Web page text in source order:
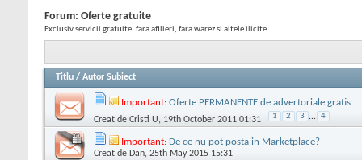
Forum: Oferte gratuite
Exclusiv servicii gratuite, fara afilieri, fara warez si altele ilicite.
Titlu / Autor Subiect
Important: Oferte PERMANENTE de advertoriale gratis
Creat de Cristi U, 19th October 2011 01:31 1 2 3 ... 4
Important: De ce nu pot posta in Marketplace?
Creat de Dan, 25th May 2015 15:31